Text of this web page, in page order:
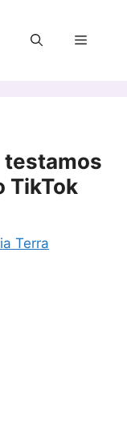
Menu
TikTok
Terra